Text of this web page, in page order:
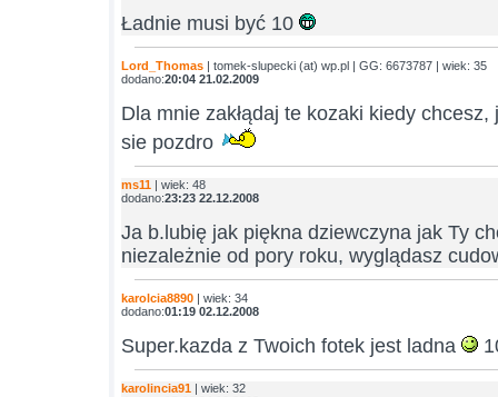
Ładnie musi być 10
Lord_Thomas | tomek-slupecki (at) wp.pl | GG: 6673787 | wiek: 35
dodano:20:04 21.02.2009
Dla mnie zakłądaj te kozaki kiedy
sie pozdro
ms11 | wiek: 48
dodano:23:23 22.12.2008
Ja b.lubię jak piękna dziewczyna jak Ty
niezależnie od pory roku, wyglądasz
karolcia8890 | wiek: 34
dodano:01:19 02.12.2008
Super.kazda z Twoich fotek jest ladna
karolincia91 | wiek: 32